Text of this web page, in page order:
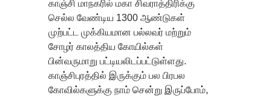
காஞ்சி மாநகரில் மகா சிவராத்திரிக்கு
செல்ல வேண்டிய 1300 ஆண்டுகள்
முற்பட்ட முக்கியமான பல்லவர் மற்றும்
சோழர் காலத்திய கோயில்கள்
பின்வருமாறு பட்டியலிடப்பட்டுள்ளது.
காஞ்சிபுரத்தில் இருக்கும் பல பிரபல
கோவில்களுக்கு நாம் சென்று இருப்போம்,